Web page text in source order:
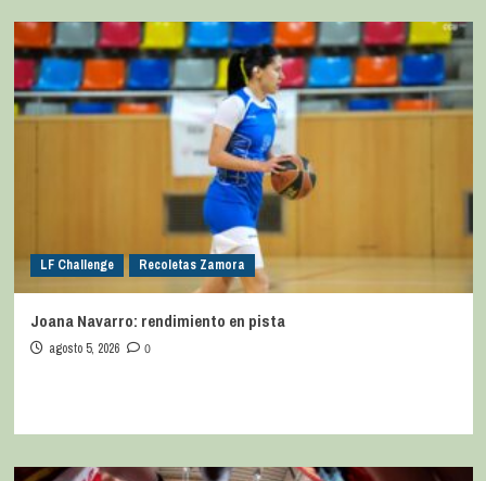
LF Challenge Recoletas Zamora
Joana Navarro: rendimiento en pista
agosto 5, 2026 0